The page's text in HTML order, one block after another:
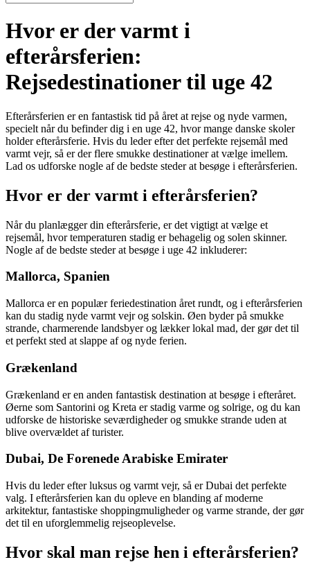
Hvor er der varmt i
efterårsferien:
Rejsedestinationer til uge 42
Efterårsferien er en fantastisk tid på året at rejse og nyde varmen,
specielt når du befinder dig i en uge 42, hvor mange danske skoler
holder efterårsferie. Hvis du leder efter det perfekte rejsemål med
varmt vejr, så er der flere smukke destinationer at vælge imellem.
Lad os udforske nogle af de bedste steder at besøge i efterårsferien.
Hvor er der varmt i efterårsferien?
Når du planlægger din efterårsferie, er det vigtigt at vælge et
rejsemål, hvor temperaturen stadig er behagelig og solen skinner.
Nogle af de bedste steder at besøge i uge 42 inkluderer:
Mallorca, Spanien
Mallorca er en populær feriedestination året rundt, og i efterårsferien
kan du stadig nyde varmt vejr og solskin. Øen byder på smukke
strande, charmerende landsbyer og lækker lokal mad, der gør det til
et perfekt sted at slappe af og nyde ferien.
Grækenland
Grækenland er en anden fantastisk destination at besøge i efteråret.
Øerne som Santorini og Kreta er stadig varme og solrige, og du kan
udforske de historiske seværdigheder og smukke strande uden at
blive overvældet af turister.
Dubai, De Forenede Arabiske Emirater
Hvis du leder efter luksus og varmt vejr, så er Dubai det perfekte
valg. I efterårsferien kan du opleve en blanding af moderne
arkitektur, fantastiske shoppingmuligheder og varme strande, der gør
det til en uforglemmelig rejseoplevelse.
Hvor skal man rejse hen i efterårsferien?